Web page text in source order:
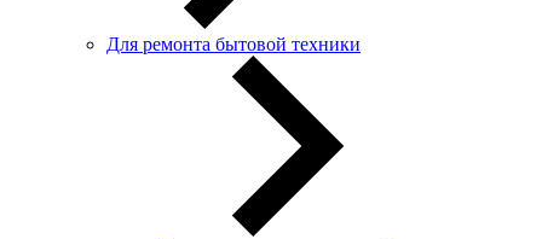
Для ремонта бытовой техники